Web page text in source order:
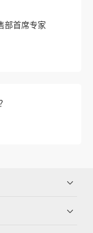
部首席专家